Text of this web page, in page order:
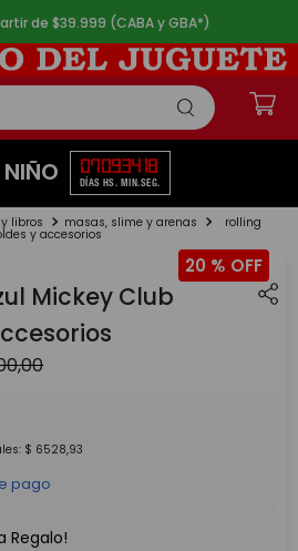
de $39.999 (CABA y GBA*)
07
DÍAS
09
HS.
34
MIN.
18
SEG.
libros masas, slime y arenas rolling
y accesorios
20 %
Mickey Club
,00
$ 6528,93
pago
Regalo!